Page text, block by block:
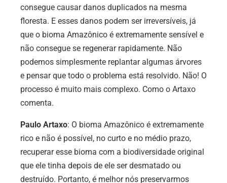
consegue causar danos duplicados na mesma
floresta. E esses danos podem ser irreversíveis, já
que o bioma Amazônico é extremamente sensível e
não consegue se regenerar rapidamente. Não
podemos simplesmente replantar algumas árvores
e pensar que todo o problema está resolvido. Não! O
processo é muito mais complexo. Como o Artaxo
comenta.
Paulo Artaxo: O bioma Amazônico é extremamente
rico e não é possível, no curto e no médio prazo,
recuperar esse bioma com a biodiversidade original
que ele tinha depois de ele ser desmatado ou
destruído. Portanto, é melhor nós preservarmos